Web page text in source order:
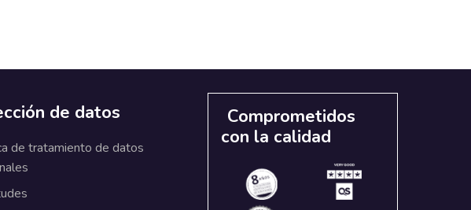
de datos
de tratamiento de datos
Comprometidos
con la calidad